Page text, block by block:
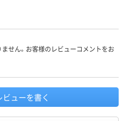
せん。お客様のレビューコメントをお
ビューを書く